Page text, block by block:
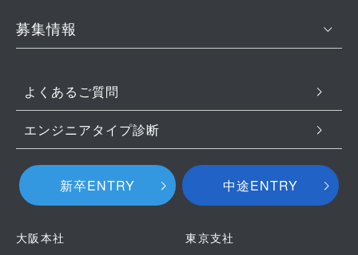
大阪本社 東京支社
募集情報
よくあるご質問
エンジニアタイプ診断
新卒ENTRY 中途ENTRY